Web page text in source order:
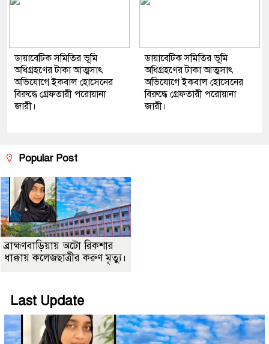
ডায়াবেটিক সমিতির ভূমি
অধিগ্রহণের টাকা আত্মসাৎ
অভিযোগে ইকবাল হোসেনের
বিরুদ্ধে গ্রেফতারী পরোয়ানা
জারী।
ডায়াবেটিক সমিতির ভূমি
অধিগ্রহণের টাকা আত্মসাৎ
অভিযোগে ইকবাল হোসেনের
বিরুদ্ধে গ্রেফতারী পরোয়ানা
জারী।
Popular Post
ব্রাহ্মণবাড়িয়ায় অটো রিকশার
ধাক্কায় কলেজছাত্রীর করুণ মৃত্যু।
Last Update